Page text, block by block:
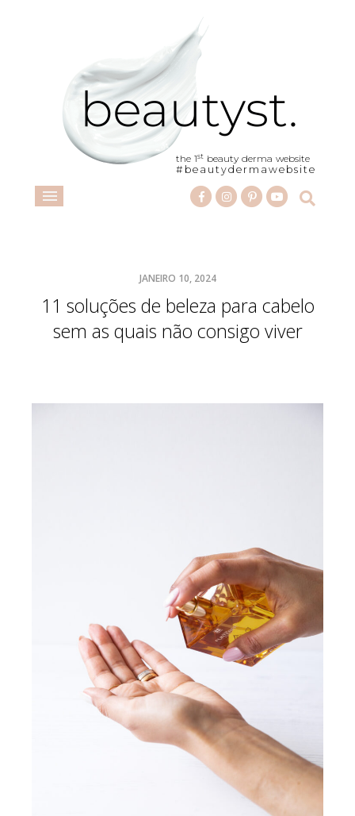
the 1st beauty derma website
#beautydermawebsite
JANEIRO 10, 2024
11 soluções de beleza para cabelo
sem as quais não consigo viver